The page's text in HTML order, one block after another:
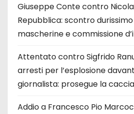
Giuseppe Conte contro
Repubblica: scontro
mascherine e commissione
Attentato contro Sigfrido
arresti per l’esplosione
giornalista: prosegue la
Addio a Francesco Pio